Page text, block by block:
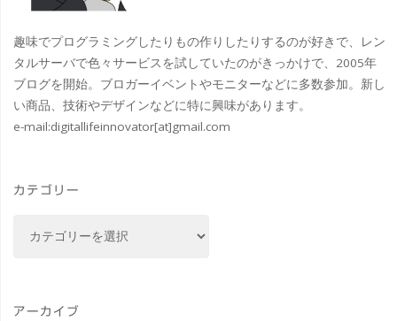
な
使
い
学
趣味でプログラミングしたりもの作りしたりするのが好きで、レン
タルサーバで色々サービスを試していたのがきっかけで、2005年
ブログを開始。ブロガーイベントやモニターなどに多数参加。新し
い商品、技術やデザインなどに特に興味があります。
e-mail:digitallifeinnovator[at]gmail.com
カテゴリー
ー
アーカイブ